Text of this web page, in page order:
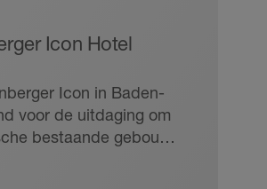
Icon Hotel
Icon in Baden-
voor de uitdaging om
bestaande gebouw